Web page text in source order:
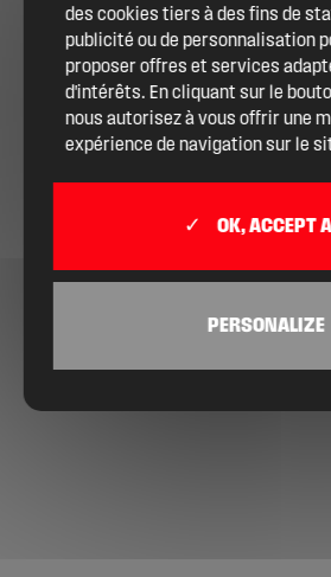
des cookies tiers à des fins de
publicité ou de personnalisation
proposer offres et services
d'intérêts. En cliquant sur le
nous autorisez à vous offrir une
expérience de navigation sur le
OK, ACCEPT
PERSONALIZE